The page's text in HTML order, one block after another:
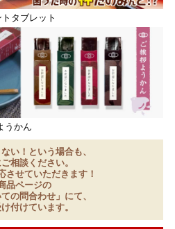
タブレット
うかん
い！という場合も、
相談ください。
させていただきます！
品ページの
の問合わせ」にて、
付けています。